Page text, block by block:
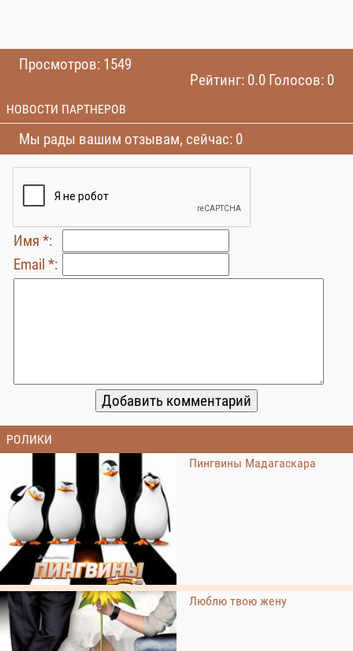
Просмотров: 1549
Рейтинг: 0.0 Голосов: 0
НОВОСТИ ПАРТНЕРОВ
Мы рады вашим отзывам, сейчас: 0
Имя *:
Email *:
РОЛИКИ
Пингвины Мадагаскара
Люблю твою жену